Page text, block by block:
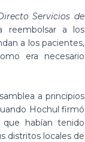
Servicios de
reembolsar a los
a los pacientes,
era necesario
a principios
Hochul firmó
que habían tenido
distritos locales de